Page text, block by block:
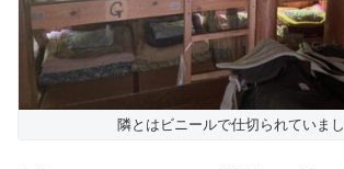
隣とはビニールで仕切られていまし